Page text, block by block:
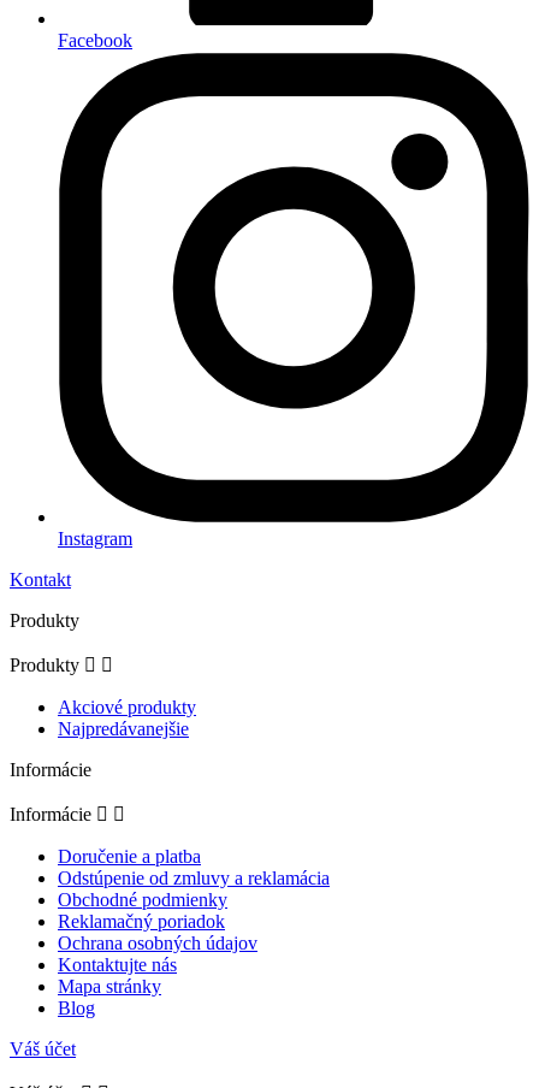
Facebook
Instagram
Kontakt
Produkty
Produkty  
Akciové produkty
Najpredávanejšie
Informácie
Informácie  
Doručenie a platba
Odstúpenie od zmluvy a reklamácia
Obchodné podmienky
Reklamačný poriadok
Ochrana osobných údajov
Kontaktujte nás
Mapa stránky
Blog
Váš účet